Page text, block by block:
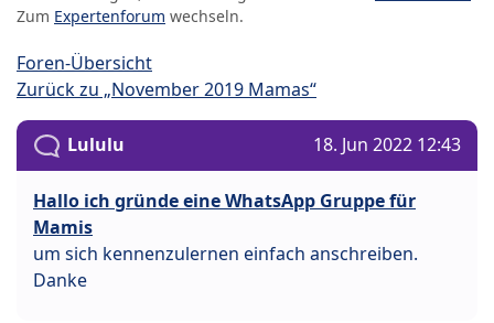
Zum Expertenforum wechseln.
Foren-Übersicht
Zurück zu „November 2019 Mamas“
Lululu 18. Jun 2022 12:43
Hallo ich gründe eine WhatsApp Gruppe für
Mamis
um sich kennenzulernen einfach anschreiben.
Danke